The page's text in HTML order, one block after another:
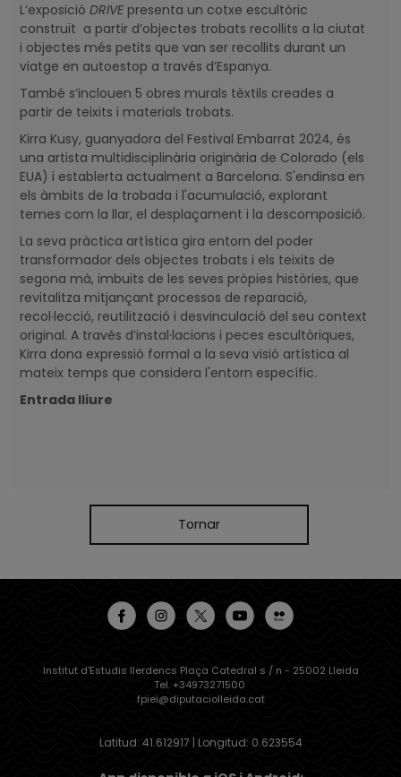
L’exposició DRIVEpresenta un cotxe escultòric
construït a partir d’objectes trobats recollits a la ciutat
i objectes més petits que van ser recollits durant un
viatge en autoestop a través d’Espanya.
També s’inclouen 5 obres murals tèxtils creades a
partir de teixits i materials trobats.
Kirra Kusy, guanyadora del Festival Embarrat 2024, és
una artista multidisciplinària originària de Colorado (els
EUA) i establerta actualment a Barcelona. S'endinsa en
els àmbits de la trobada i l'acumulació, explorant
temes com la llar, el desplaçament i la descomposició.
La seva pràctica artística gira entorn del poder
transformador dels objectes trobats i els teixits de
segona mà, imbuïts de les seves pròpies històries, que
revitalitza mitjançant processos de reparació,
recol·lecció, reutilització i desvinculació del seu context
original. A través d’instal·lacions i peces escultòriques,
Kirra dona expressió formal a la seva visió artística al
mateix temps que considera l'entorn específic.
Entrada lliure
Tornar
Institut d'Estudis Ilerdencs Plaça Catedral s / n - 25002 Lleida
Tel. +34973271500
fpiei@diputaciolleida.cat
Latitud: 41.612917 | Longitud: 0.623554